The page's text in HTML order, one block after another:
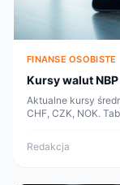
FINANSE OSOBISTE
Kursy walut
Aktualne kursy
CHF, CZK, NOK.
Redakcja